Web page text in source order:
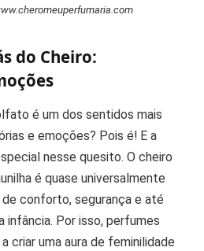
do Cheiro:
é um dos sentidos mais
e emoções? Pois é! E a
nesse quesito. O cheiro
é quase universalmente
conforto, segurança e até
infância. Por isso, perfumes
criar uma aura de feminilidade